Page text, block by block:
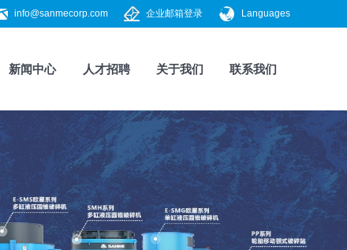
Languages
企业邮箱登录
info@sanmecorp.com
新闻中心 人才招聘 关于我们 联系我们